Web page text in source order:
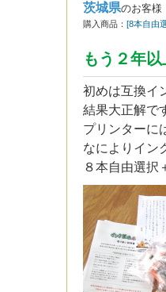
茨城県のお客様
購入商品： [8本自由
もう２年
初めは互換イ
結果大正解で
プリンターに
なによりイン
８本自由選択